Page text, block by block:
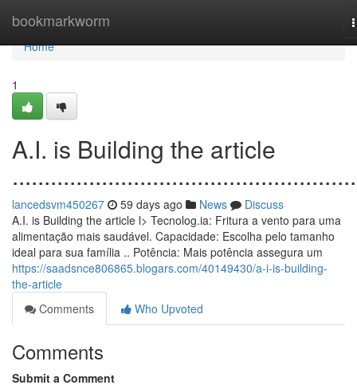
bookmarkworm
Home
Home
1
A.I. is Building the article
lancedsvm450267 59 days ago News
Discuss
A.I. is Building the article l> Tecnolog.ia: Fritura a vento para uma
alimentação mais saudável. Capacidade: Escolha pelo tamanho
ideal para sua família .. Potência: Mais potência assegura um
https://saadsnce806865.blogars.com/40149430/a-i-is-building-
the-article
Comments
Who Upvoted
Comments
Submit a Comment